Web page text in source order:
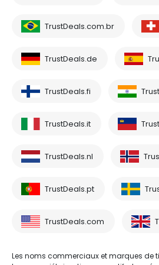
TrustDeals.com.br
TrustDeals.de
TrustDeals.fi
TrustDeals.it
TrustDeals.nl
TrustDeals.pt
TrustDeals.com
Les noms commerciaux et marques de